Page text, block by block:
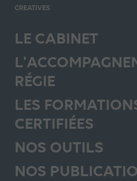
CREATIVES
LE CABINET
RÉGIE
LES
CERTIFIÉES
NOS OUTILS
NOS